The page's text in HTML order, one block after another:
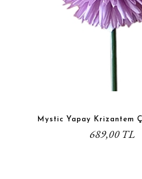
Mystic Yapay Krizantem
689,00 TL